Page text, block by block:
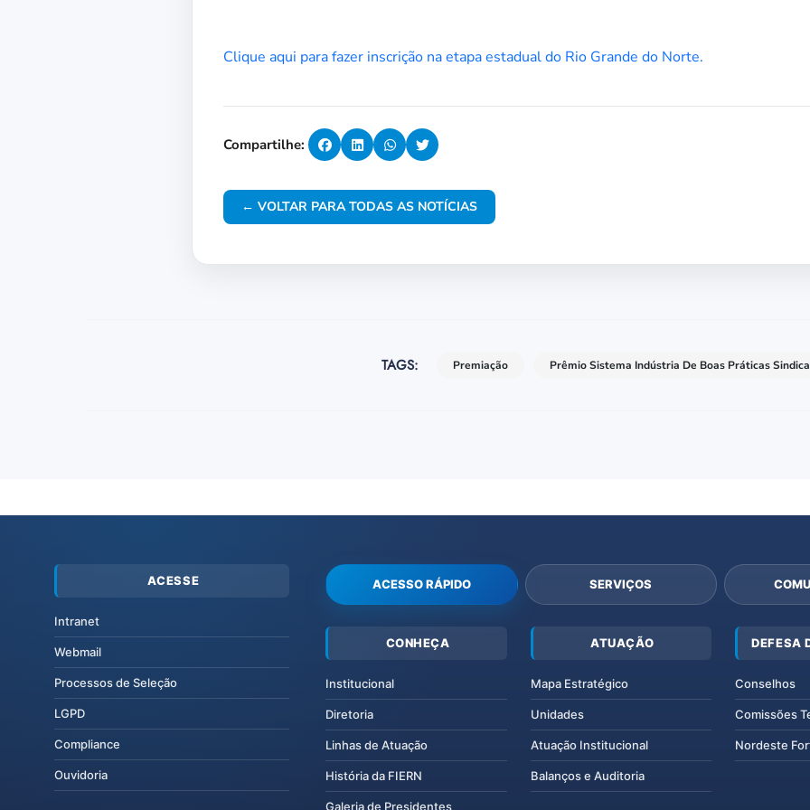
Clique aqui para fazer inscrição na etapa estadual do Rio Grande do Norte.
Compartilhe:
← VOLTAR PARA TODAS AS NOTÍCIAS
TAGS: Premiação Prêmio Sistema Indústria De Boas Práticas
ACESSE
Intranet
Webmail
Processos de Seleção
LGPD
Compliance
Ouvidoria
ACESSO RÁPIDO SERVIÇOS
CONHEÇA
Institucional
Diretoria
Linhas de Atuação
História da FIERN
Galeria de Presidentes
ATUAÇÃO
Mapa Estratégico
Unidades
Atuação Institucional
Balanços e Auditoria
DEFESA
Conselhos
Comissões
Nordeste